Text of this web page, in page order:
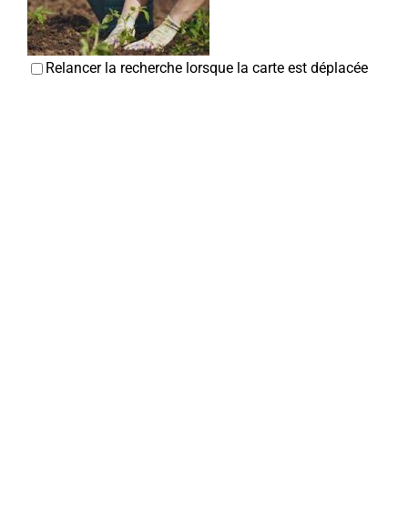
Relancer la recherche lorsque la carte est déplacée